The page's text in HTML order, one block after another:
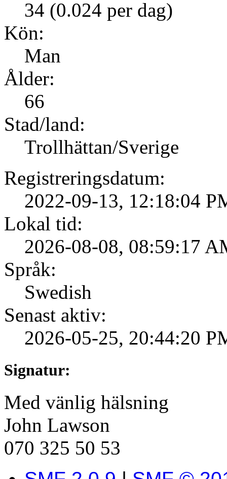
34 (0.024 per dag)
Kön:
Man
Ålder:
66
Stad/land:
Trollhättan/Sverige
Registreringsdatum:
2022-09-13, 12:18:04
Lokal tid:
2026-08-08, 08:59:17
Språk:
Swedish
Senast aktiv:
2026-05-25, 20:44:20
Signatur:
Med vänlig hälsning
John Lawson
070 325 50 53